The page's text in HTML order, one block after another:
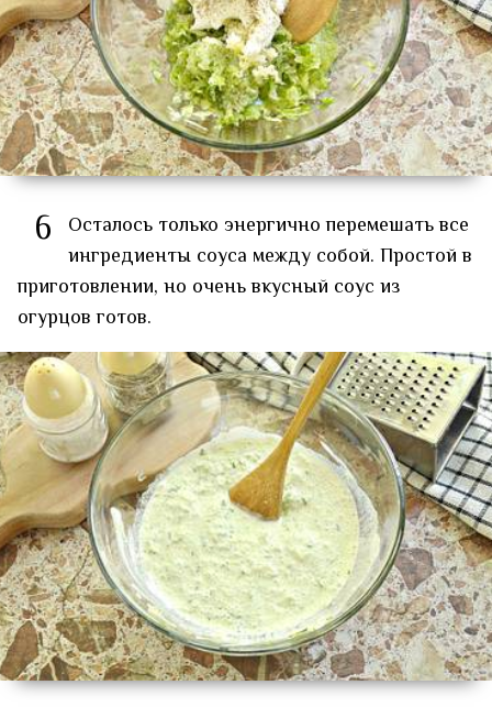
6
Осталось только энергично перемешать все
ингредиенты соуса между собой. Простой в
приготовлении, но очень вкусный соус из
огурцов готов.